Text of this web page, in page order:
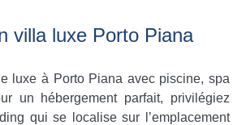
villa luxe Porto Piana
luxe à Porto Piana avec piscine, spa
un hébergement parfait, privilégiez
qui se localise sur l’emplacement